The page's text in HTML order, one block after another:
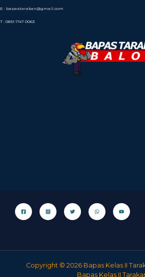
E : bapastarakan@gmail.com
T : 0851 1747 0063
Copyright © 2026 Bapas Kelas II
Bapas Kelas II